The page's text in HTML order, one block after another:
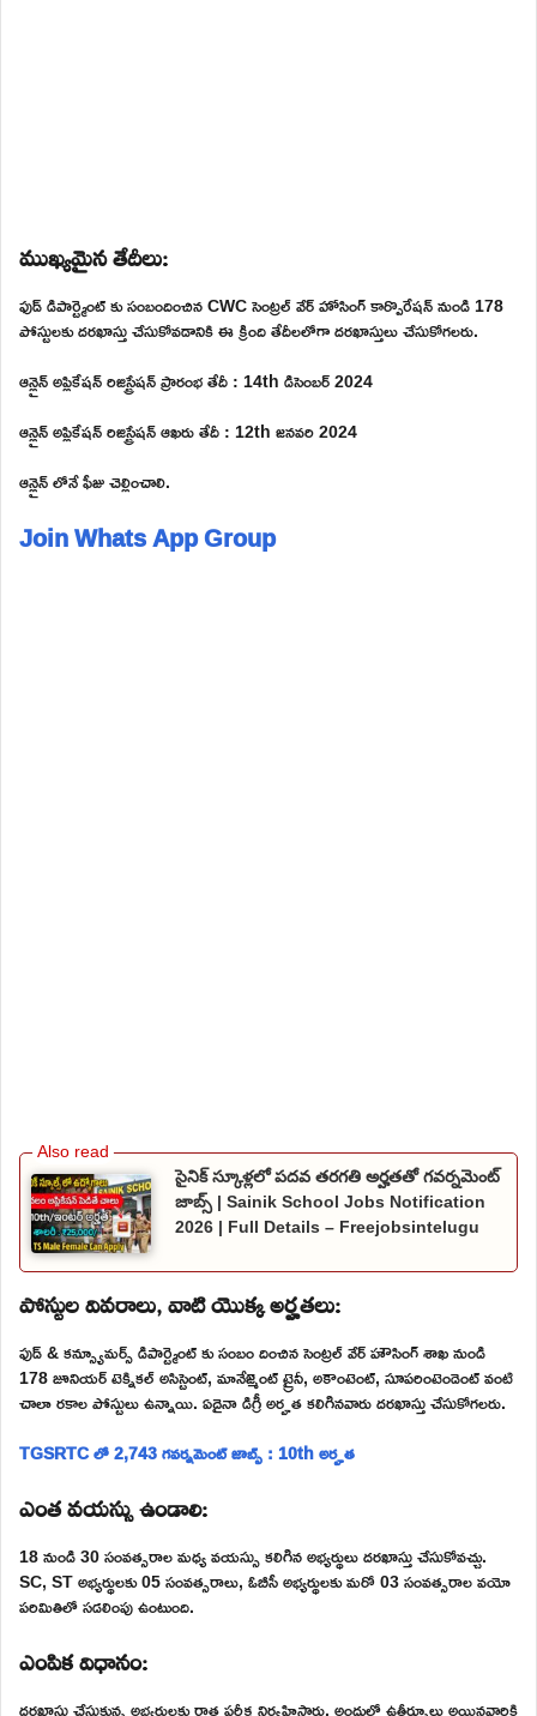
ముఖ్యమైన తేదీలు:
ఫుడ్ డిపార్ట్మెంట్ కు సంబందించిన CWC సెంట్రల్ వేర్ హోసింగ్ కార్పొరేషన్ నుండి 178
పోస్టులకు దరఖాస్తు చేసుకోవడానికి ఈ క్రింది తేదీలలోగా దరఖాస్తులు చేసుకోగలరు.
ఆన్లైన్ అప్లికేషన్ రిజిస్ట్రేషన్ ప్రారంభ తేదీ : 14th డిసెంబర్ 2024
ఆన్లైన్ అప్లికేషన్ రిజిస్ట్రేషన్ ఆఖరు తేదీ : 12th జనవరి 2024
ఆన్లైన్ లోనే ఫీజు చెల్లించాలి.
Join Whats App Group
సైనిక్ స్కూళ్లలో పదవ తరగతి అర్హతతో గవర్నమెంట్
జాబ్స్ | Sainik School Jobs Notification
2026 | Full Details – Freejobsintelugu
పోస్టుల వివరాలు, వాటి యొక్క అర్హతలు:
ఫుడ్ & కన్స్యూమర్స్ డిపార్ట్మెంట్ కు సంబం దించిన సెంట్రల్ వేర్ హౌసింగ్ శాఖ నుండి
178 జూనియర్ టెక్నికల్ అసిస్టెంట్, మానేజ్మెంట్ ట్రైనీ, అకౌంటెంట్, సూపరింటెండెంట్ వంటి
చాలా రకాల పోస్టులు ఉన్నాయి. ఏదైనా డిగ్రీ అర్హత కలిగినవారు దరఖాస్తు చేసుకోగలరు.
TGSRTC లో 2,743 గవర్నమెంట్ జాబ్స్ : 10th అర్హత
ఎంత వయస్సు ఉండాలి:
18 నుండి 30 సంవత్సరాల మధ్య వయస్సు కలిగిన అభ్యర్థులు దరఖాస్తు చేసుకోవచ్చు.
SC, ST అభ్యర్థులకు 05 సంవత్సరాలు, ఓబీసీ అభ్యర్థులకు మరో 03 సంవత్సరాల వయో
పరిమితిలో సడలింపు ఉంటుంది.
ఎంపిక విధానం: